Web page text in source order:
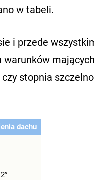
w tabeli.
i przede
stopnia
dachu